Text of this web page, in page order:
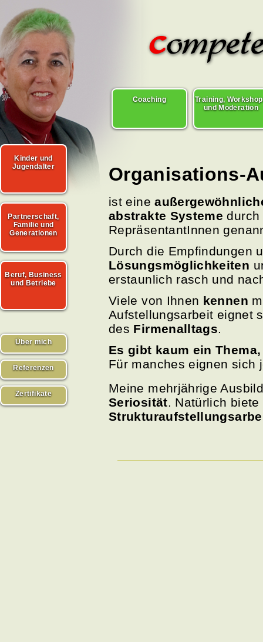
Coaching
Training,
und Moderation
Kinder und
Jugendalter
Partnerschaft,
Familie und
Generationen
Beruf, Business
und Betriebe
Über mich
Referenzen
Zertifikate
Organisations-
ist eine
abstrakte Systeme durch
RepräsentantInnen
Durch die Empfindungen
Lösungsmöglichkeiten
erstaunlich rasch und
Viele von Ihnen kennen
Aufstellungsarbeit eignet
des Firmenalltags.
Es gibt kaum ein
Für manches eignen sich
Meine mehrjährige
Seriosität. Natürlich